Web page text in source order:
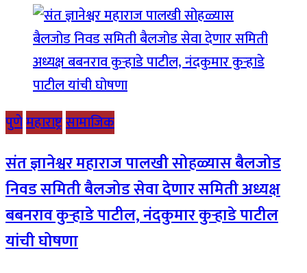
पुणेमहाराष्ट्रसामाजिक
संत ज्ञानेश्वर महाराज पालखी सोहळ्यास बैलजोड
निवड समिती बैलजोड सेवा देणार समिती अध्यक्ष
बबनराव कुऱ्हाडे पाटील, नंदकुमार कुऱ्हाडे पाटील
यांची घोषणा